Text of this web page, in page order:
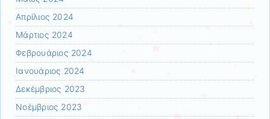
Απρίλιος 2024
Μάρτιος 2024
Φεβρουάριος 2024
Ιανουάριος 2024
Δεκέμβριος 2023
Νοέμβριος 2023